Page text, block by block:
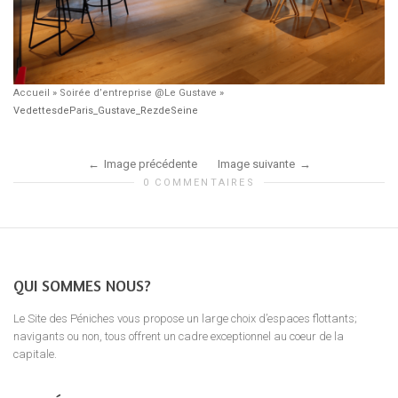
Accueil » Soirée d’entreprise @Le Gustave »
VedettesdeParis_Gustave_RezdeSeine
Image précédente Image suivante
0 COMMENTAIRES
QUI SOMMES NOUS?
Le Site des Péniches vous propose un large choix d’espaces flottants;
navigants ou non, tous offrent un cadre exceptionnel au coeur de la
capitale.